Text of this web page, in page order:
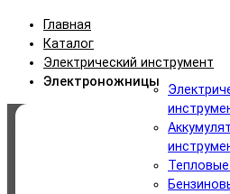
Главная
Каталог
Электрический инструмент
Электроножницы
Электрический